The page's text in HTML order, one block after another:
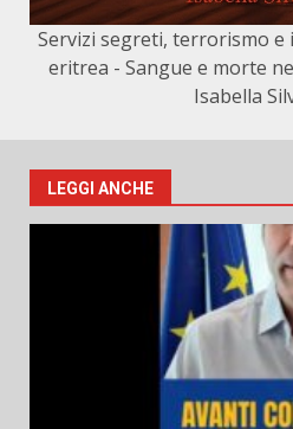
Servizi segreti, terrorismo e
eritrea - Sangue e morte
Isabella
LEGGI ANCHE